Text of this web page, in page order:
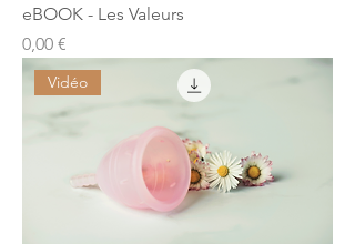
eBOOK - Les Valeurs
Prix
0,00 €
Vidéo